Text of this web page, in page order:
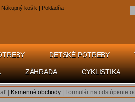
Nákupný košík | Pokladňa
DETSKÉ POTREBY
ZÁHRADA CYKLISTIKA
Kamenné obchody Formulár na odstúpenie